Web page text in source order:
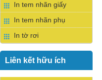
In tem nhãn giấy
In tem nhãn phụ
In tờ rơi
Liên kết hữu ích